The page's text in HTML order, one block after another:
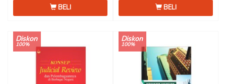
BELI BELI
Diskon
100%
Diskon
100%